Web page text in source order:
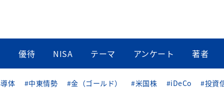
優待 NISA テーマ アンケート 著者
体 #中東情勢 #金（ゴールド） #米国株 #iDeCo #投資